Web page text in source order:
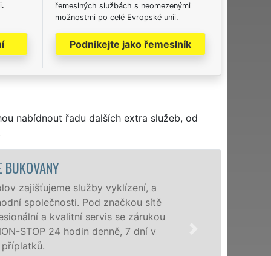
řemeslných službách s neomezenými
možnostmi po celé Evropské unii.
Podnikejte jako řemeslník
nabídnout řadu dalších extra služeb, od
a
v